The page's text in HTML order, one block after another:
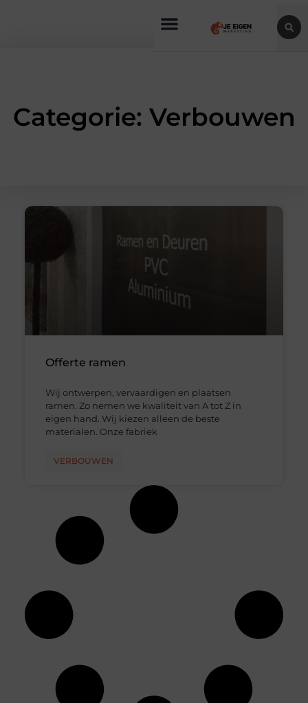
Categorie: Verbouwen
Offerte ramen
Wij ontwerpen, vervaardigen en plaatsen
ramen. Zo nemen we kwaliteit van A tot Z in
eigen hand. Wij kiezen alleen de beste
materialen. Onze fabriek
VERBOUWEN